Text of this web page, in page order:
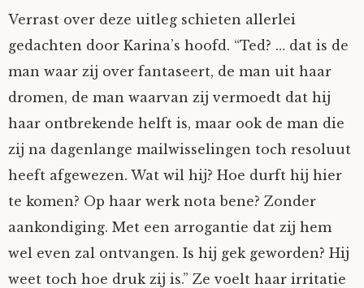
Juliette Stark
Lani
Nyncke
Rozemarijn
Verrast over deze uitleg schieten allerlei
gedachten door Karina’s hoofd. “Ted? … dat is de
man waar zij over fantaseert, de man uit haar
dromen, de man waarvan zij vermoedt dat hij
haar ontbrekende helft is, maar ook de man die
zij na dagenlange mailwisselingen toch resoluut
heeft afgewezen. Wat wil hij? Hoe durft hij hier
te komen? Op haar werk nota bene? Zonder
aankondiging. Met een arrogantie dat zij hem
wel even zal ontvangen. Is hij gek geworden? Hij
weet toch hoe druk zij is.” Ze voelt haar irritatie